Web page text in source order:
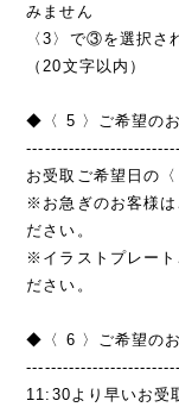
みません
〈3〉で③を選択さ
（20文字以内）
◆〈 5 〉ご希望のお
お受取ご希望日の
※お急ぎのお客様は
ださい。
※イラストプレート
ださい。
◆〈 6 〉ご希望のお
11:30より早いお受